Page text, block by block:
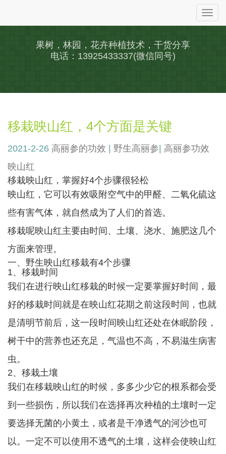
果树，林园，花卉种植技术，干货分享
电话：13925433337(微信同号)
移栽映山红，4个方面是关键
2021-2-26 高丽参的功效 野生高丽参 高丽参功效
映山红
移栽映山红，掌握好4个步骤很轻松
映山红，它可以有效吸附空气中的甲醛、二氧化硫这
些有害气体，就自然成为了人们的首选。
移栽呢映山红主要由时间、土壤、浇水、施肥这几个
方面来管理。
一、野生映山红移栽有4个步骤
1、移栽时间
我们在进行映山红移栽的时候一定要掌握好时间，最
好的移栽时间就是在映山红花期之前这段时间，也就
是清明节前后，这一段时间映山红还处在休眠阶段，
树干中的营养也还充足，气温也不高，不易滋生病害
虫。
2、移栽土壤
我们在移栽映山红的时候，多多少少它的根系都会受
到一些损伤，所以我们在选择再次种植的土壤时一定
要选择无菌的小黄土，或者是干净透气的河沙也可
以。一定不可以使用不透气的土壤，这样会使映山红